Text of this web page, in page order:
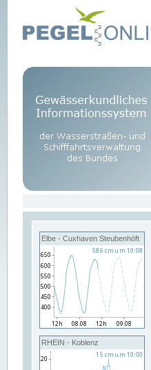
Elbe - Cuxhaven Steubenhöft
RHEIN - Koblenz